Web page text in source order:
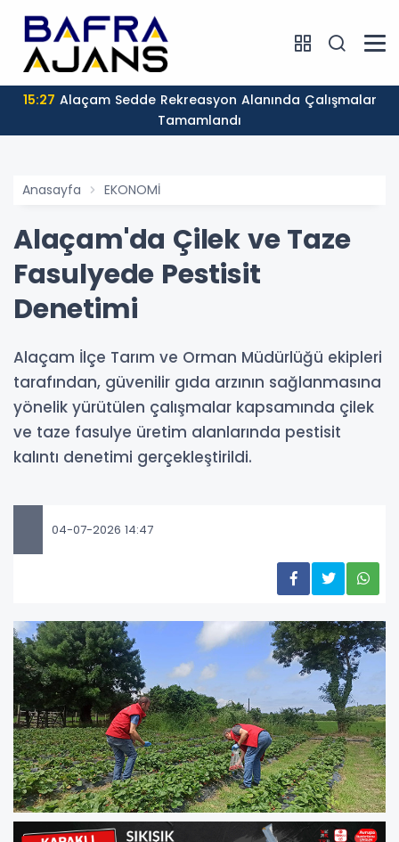
15:27
Tamamlandı
Anasayfa EKONOMİ
Alaçam'da Çilek ve Taze
Fasulyede Pestisit
Denetimi
Alaçam İlçe Tarım ve Orman Müdürlüğü ekipleri
tarafından, güvenilir gıda arzının sağlanmasına
yönelik yürütülen çalışmalar kapsamında çilek
ve taze fasulye üretim alanlarında pestisit
kalıntı denetimi gerçekleştirildi.
04-07-2026 14:47